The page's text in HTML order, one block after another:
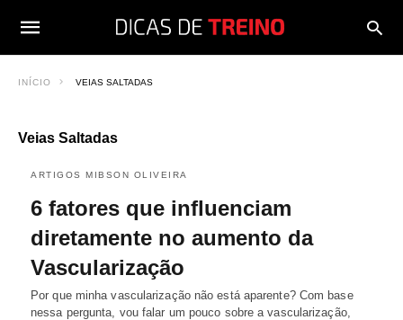
INÍCIO VEIAS SALTADAS
Veias Saltadas
ARTIGOS MIBSON OLIVEIRA
6 fatores que influenciam
diretamente no aumento da
Vascularização
Por que minha vascularização não está aparente? Com base
nessa pergunta, vou falar um pouco sobre a vascularização,